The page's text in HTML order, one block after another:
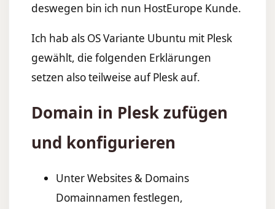
deswegen bin ich nun HostEurope Kunde.
Ich hab als OS Variante Ubuntu mit Plesk
gewählt, die folgenden Erklärungen
setzen also teilweise auf Plesk auf.
Domain in Plesk zufügen
und konfigurieren
Unter Websites & Domains
Domainnamen festlegen,